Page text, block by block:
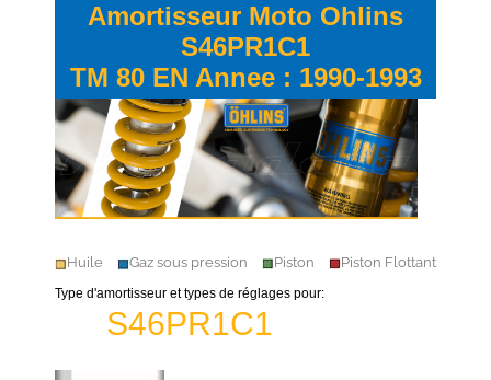
Amortisseur Moto Ohlins
S46PR1C1
TM 80 EN Annee : 1990-1993
Huile Gaz sous pression Piston Piston Flottant
Type d'amortisseur et types de réglages pour:
S46PR1C1